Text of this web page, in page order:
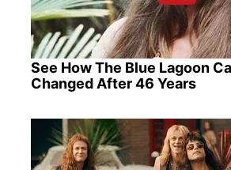
See How The Blue Lagoon
Changed After 46 Years